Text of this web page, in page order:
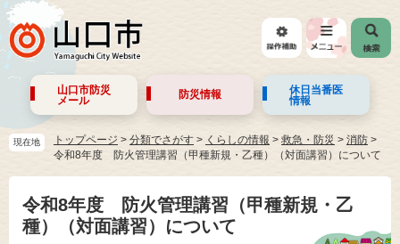
山口市防災
メール
防災情報
休日当番医
情報
現在地 トップページ > 分類でさがす > くらしの情報 > 救急・防災 > 消防
令和8年度 防火管理講習（甲種新規・乙種）（対面講習）について
令和8年度 防火管理講習（甲種新規・乙
種）（対面講習）について